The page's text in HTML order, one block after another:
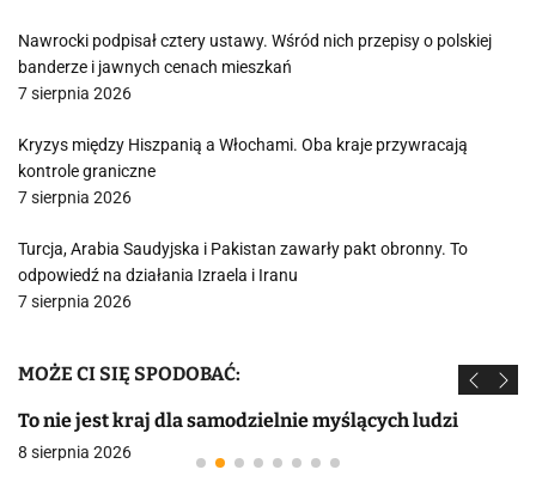
Nawrocki podpisał cztery ustawy. Wśród nich przepisy o polskiej
banderze i jawnych cenach mieszkań
7 sierpnia 2026
Kryzys między Hiszpanią a Włochami. Oba kraje przywracają
kontrole graniczne
7 sierpnia 2026
Turcja, Arabia Saudyjska i Pakistan zawarły pakt obronny. To
odpowiedź na działania Izraela i Iranu
7 sierpnia 2026
MOŻE CI SIĘ SPODOBAĆ:
To nie jest kraj dla samodzielnie myślących ludzi
8 sierpnia 2026